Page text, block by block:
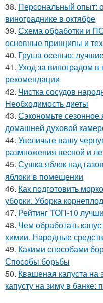
38. Персональный опыт:
винограднике в октябре
39. Схема обработки и
основные принципы и
40. Груша осенью:
41. Уход за виноградом
рекомендации
42. Чистка сосудов
Необходимость диеты
43. Сэкономьте сезонное
домашней духовой
44. Увеличьте вашу
размножения весной и
45. Сушка яблок над
яблоки в помещении
46. Как подготовить
уборки. Уборка
47. Рейтинг ТОП-10
48. Чем обработать
химии. Народные
49. Какими способами
Способы борьбы
50. Квашеная капуста на
капусту на зиму в